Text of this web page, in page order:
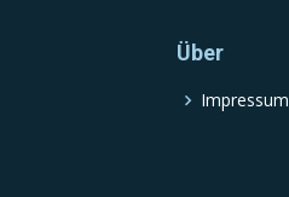
Über
Impressum